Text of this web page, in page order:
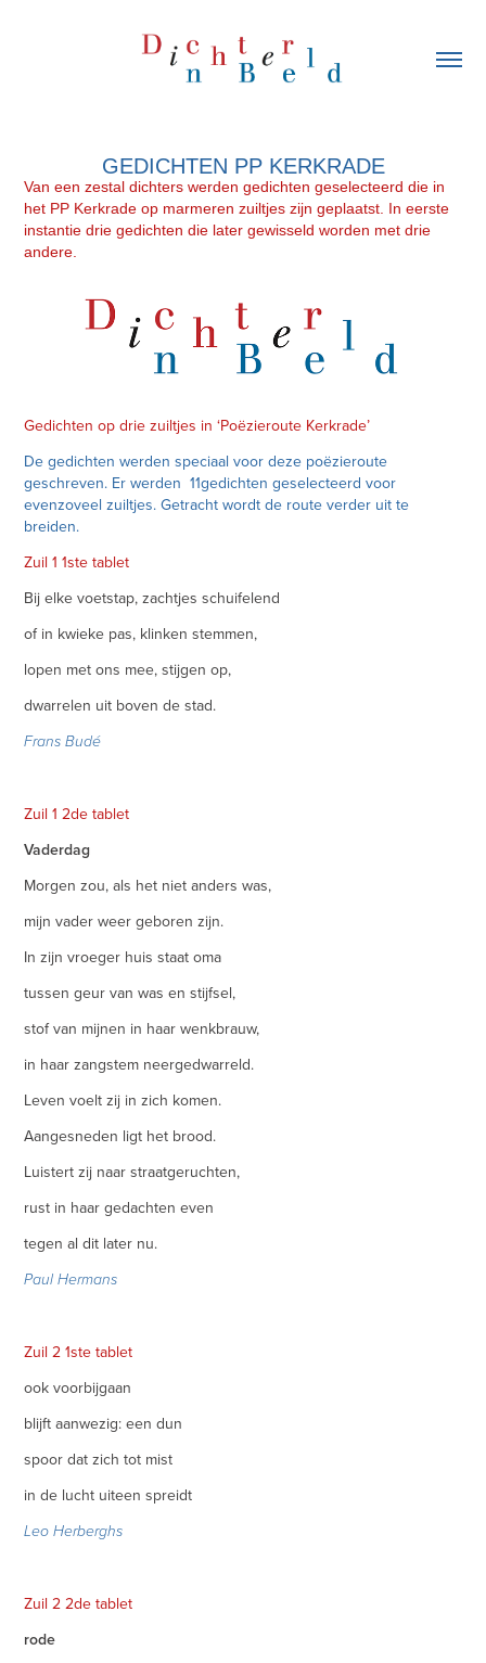
GEDICHTEN PP KERKRADE
Van een zestal dichters werden gedichten geselecteerd die in
het PP Kerkrade op marmeren zuiltjes zijn geplaatst. In eerste
instantie drie gedichten die later gewisseld worden met drie
andere.
Gedichten op drie zuiltjes in ‘Poëzieroute Kerkrade’
De gedichten werden speciaal voor deze poëzieroute
geschreven. Er werden 11gedichten geselecteerd voor
evenzoveel zuiltjes. Getracht wordt de route verder uit te
breiden.
Zuil 1 1ste tablet
Bij elke voetstap, zachtjes schuifelend
of in kwieke pas, klinken stemmen,
lopen met ons mee, stijgen op,
dwarrelen uit boven de stad.
Frans Budé
Zuil 1 2de tablet
Vaderdag
Morgen zou, als het niet anders was,
mijn vader weer geboren zijn.
In zijn vroeger huis staat oma
tussen geur van was en stijfsel,
stof van mijnen in haar wenkbrauw,
in haar zangstem neergedwarreld.
Leven voelt zij in zich komen.
Aangesneden ligt het brood.
Luistert zij naar straatgeruchten,
rust in haar gedachten even
tegen al dit later nu.
Paul Hermans
Zuil 2 1ste tablet
ook voorbijgaan
blijft aanwezig: een dun
spoor dat zich tot mist
in de lucht uiteen spreidt
Leo Herberghs
Zuil 2 2de tablet
rode